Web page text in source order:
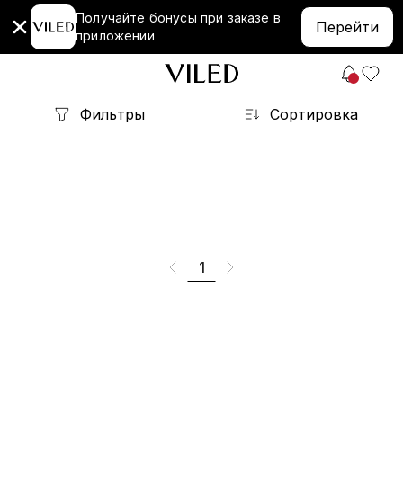
Получайте бонусы при заказе в
приложении
Перейти
Фильтры Сортировка
1